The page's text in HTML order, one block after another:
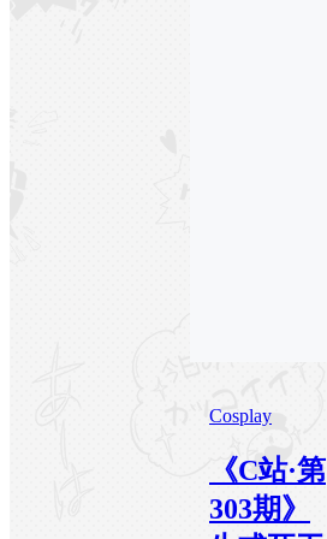
Cosplay
《C站·第
303期》